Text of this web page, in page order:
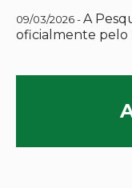
09/03/2026 -A
oficialmente pelo